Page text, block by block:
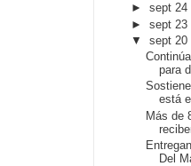
►sept 24
►sept 23
▼sept 20
para
está
Más de
Del